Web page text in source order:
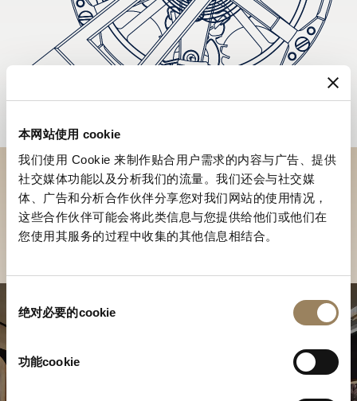
本网站使用 cookie
我们使用 Cookie 来制作贴合用户需求的内容与广告、提供
社交媒体功能以及分析我们的流量。我们还会与社交媒
体、广告和分析合作伙伴分享您对我们网站的使用情况，
这些合作伙伴可能会将此类信息与您提供给他们或他们在
您使用其服务的过程中收集的其他信息相结合。
择
绝对必要的cookie
功能cookie
於專賣店探索品牌系列作品
尋找專賣店